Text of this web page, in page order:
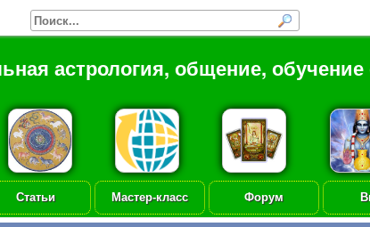
астрология, общение, обучение
Статьи Мастер-класс Форум